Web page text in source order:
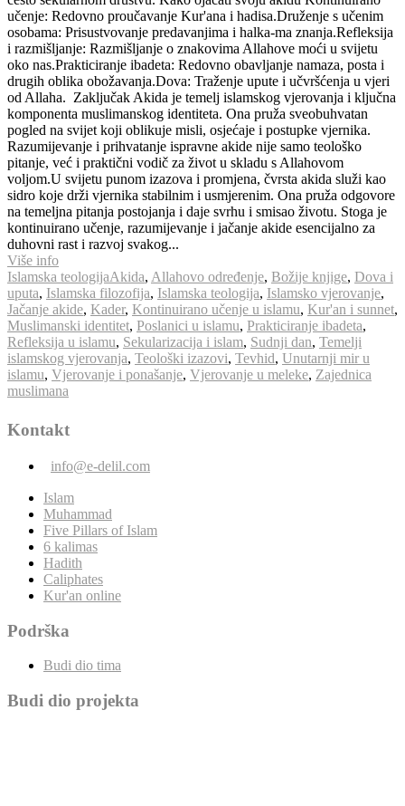
učenje: Redovno proučavanje Kur'ana i hadisa.Druženje s učenim
osobama: Prisustvovanje predavanjima i halka-ma znanja.Refleksija
i razmišljanje: Razmišljanje o znakovima Allahove moći u svijetu
oko nas.Prakticiranje ibadeta: Redovno obavljanje namaza, posta i
drugih oblika obožavanja.Dova: Traženje upute i učvršćenja u vjeri
od Allaha. Zaključak Akida je temelj islamskog vjerovanja i ključna
komponenta muslimanskog identiteta. Ona pruža sveobuhvatan
pogled na svijet koji oblikuje misli, osjećaje i postupke vjernika.
Razumijevanje i prihvatanje ispravne akide nije samo teološko
pitanje, već i praktični vodič za život u skladu s Allahovom
voljom.U svijetu punom izazova i promjena, čvrsta akida služi kao
sidro koje drži vjernika stabilnim i usmjerenim. Ona pruža odgovore
na temeljna pitanja postojanja i daje svrhu i smisao životu. Stoga je
kontinuirano učenje, razumijevanje i jačanje akide esencijalno za
duhovni rast i razvoj svakog...
Više info
Islamska teologijaAkida, Allahovo određenje, Božije knjige, Dova i
uputa, Islamska filozofija, Islamska teologija, Islamsko vjerovanje,
Jačanje akide, Kader, Kontinuirano učenje u islamu, Kur'an i sunnet,
Muslimanski identitet, Poslanici u islamu, Prakticiranje ibadeta,
Refleksija u islamu, Sekularizacija i islam, Sudnji dan, Temelji
islamskog vjerovanja, Teološki izazovi, Tevhid, Unutarnji mir u
islamu, Vjerovanje i ponašanje, Vjerovanje u meleke, Zajednica
muslimana
Kontakt
info@e-delil.com
Islam
Muhammad
Five Pillars of Islam
6 kalimas
Hadith
Caliphates
Kur'an online
Podrška
Budi dio tima
Budi dio projekta